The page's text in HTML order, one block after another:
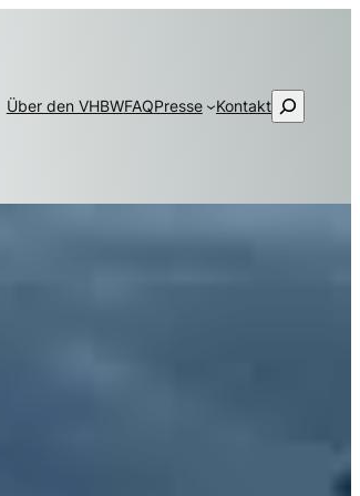
Über den VHBWFAQPresse KontaktSuchen